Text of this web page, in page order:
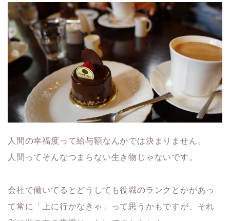
人間の幸福度って給与額なんかでは決まりません。
人間ってそんなつまらない生き物じゃないです。
会社で働いてるとどうしても役職のランクとかがあっ
て常に「上に行かなきゃ」って思うかもですが、それ